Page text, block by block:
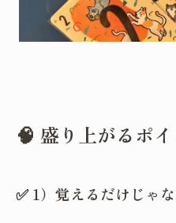
🧠 盛り上がるポイ
✅ 1）覚えるだけじゃ